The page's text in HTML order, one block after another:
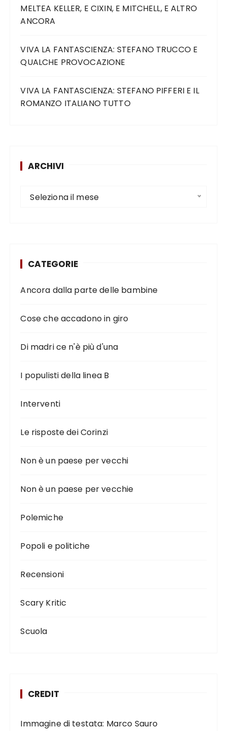
MELTEA KELLER, E CIXIN, E MITCHELL, E ALTRO
ANCORA
VIVA LA FANTASCIENZA: STEFANO TRUCCO E
QUALCHE PROVOCAZIONE
VIVA LA FANTASCIENZA: STEFANO PIFFERI E IL
ROMANZO ITALIANO TUTTO
ARCHIVI
Seleziona il mese
CATEGORIE
Ancora dalla parte delle bambine
Cose che accadono in giro
Di madri ce n'è più d'una
I populisti della linea B
Interventi
Le risposte dei Corinzi
Non è un paese per vecchi
Non è un paese per vecchie
Polemiche
Popoli e politiche
Recensioni
Scary Kritic
Scuola
CREDIT
Immagine di testata: Marco Sauro